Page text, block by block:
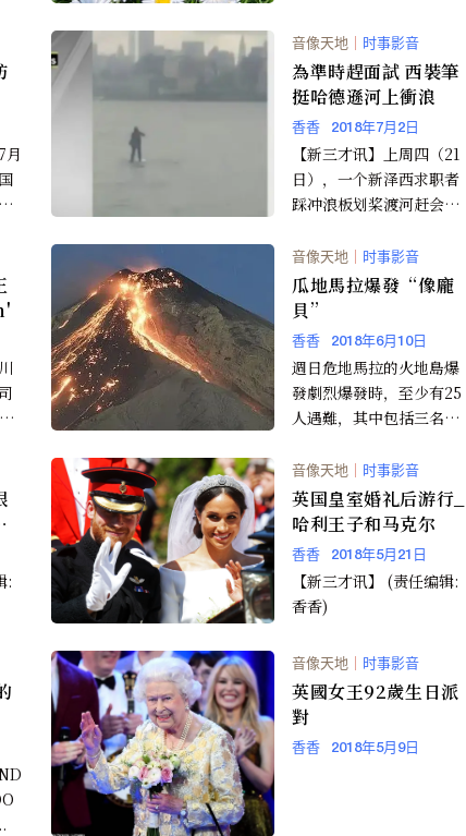
月
音像天地 ｜ 时事影音
為準時趕面試 西裝筆
挺哈德遜河上衝浪
香香 2018年7月2日
【新三才讯】上周四（21
日），一个新泽西求职者
踩冲浪板划桨渡河赶会议
视频中，只见一个西...
音像天地 ｜ 时事影音
瓜地馬拉爆發“像龐
貝”
香香 2018年6月10日
週日危地馬拉的火地島爆
發劇烈爆發時，至少有25
人遇難，其中包括三名兒
了埋在農村地區的致命火
山碎...
音像天地 ｜ 时事影音
英国皇室婚礼后游行_
哈利王子和马克尔
香香 2018年5月21日
【新三才讯】 (责任编辑:
香香)
音像天地 ｜ 时事影音
英國女王92歲生日派
對
香香 2018年5月9日